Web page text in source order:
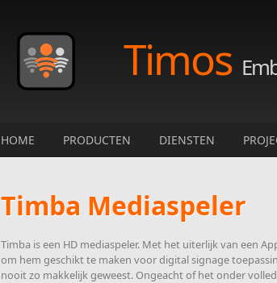
Timos
HOME PRODUCTEN DIENSTEN
Timba Mediaspeler
Timba is een HD mediaspeler. Met het uiterlijk van een
om hem geschikt te maken voor digital signage
nooit zo makkelijk geweest. Ongeacht of het onder